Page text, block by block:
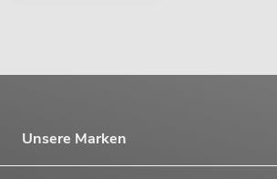
Unsere Marken